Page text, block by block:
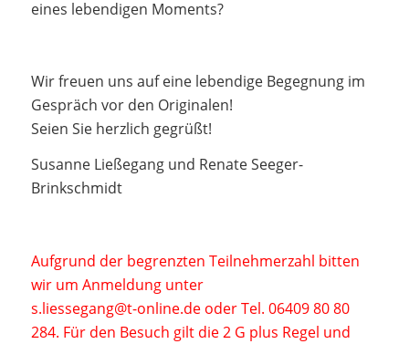
eines lebendigen Moments?
Wir freuen uns auf eine lebendige Begegnung im
Gespräch vor den Originalen!
Seien Sie herzlich gegrüßt!
Susanne Ließegang und Renate Seeger-
Brinkschmidt
Aufgrund der begrenzten Teilnehmerzahl bitten
wir um Anmeldung unter
s.liessegang@t-online.de oder Tel. 06409 80 80
284. Für den Besuch gilt die 2 G plus Regel und